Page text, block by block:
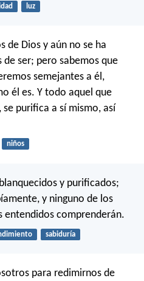
luz
de Dios y aún no se ha
ser; pero sabemos que
semejantes a él,
él es. Y todo aquel que
purifica a sí mismo, así
niños
y purificados;
y ninguno de los
entendidos comprenderán.
sabiduría
para redimirnos de